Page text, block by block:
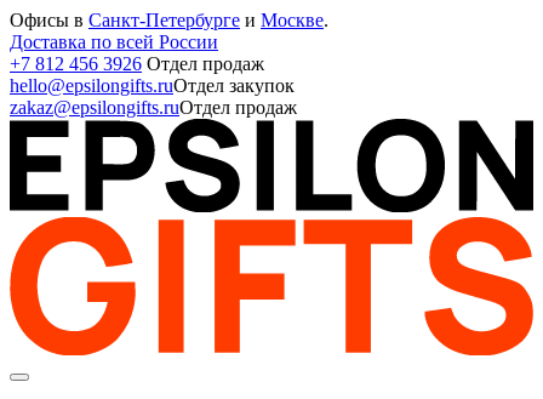
Офисы в Санкт-Петербурге и Москве.
Доставка по всей России
+7 812 456 3926 Отдел продаж
hello@epsilongifts.ruОтдел закупок
zakaz@epsilongifts.ruОтдел продаж